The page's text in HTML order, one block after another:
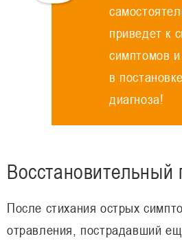
приведет к
симптомов
в
диагноза!
Восстановительный
После стихания острых
отравления, пострадавший